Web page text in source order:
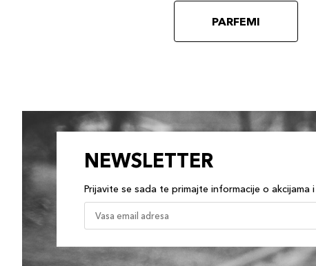
PARFEMI
NEWSLETTER
Prijavite se sada te primajte informacije o akcijama